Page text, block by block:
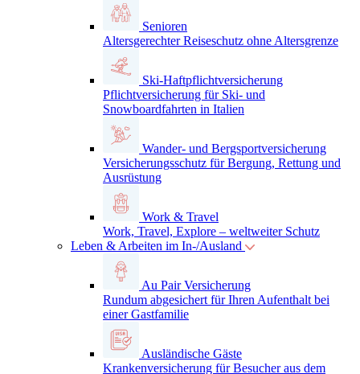
Senioren
Altersgerechter Reiseschutz ohne Altersgrenze
Ski-Haftpflichtversicherung
Pflichtversicherung für Ski- und
Snowboardfahrten in Italien
Wander- und Bergsportversicherung
Versicherungsschutz für Bergung, Rettung und
Ausrüstung
Work & Travel
Work, Travel, Explore – weltweiter Schutz
Leben & Arbeiten im In-/Ausland
Au Pair Versicherung
Rundum abgesichert für Ihren Aufenthalt bei
einer Gastfamilie
Ausländische Gäste
Krankenversicherung für Besucher aus dem